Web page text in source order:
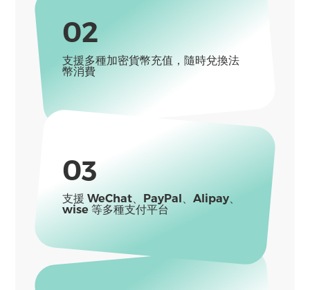
02
支援多種加密貨幣充值，隨時兌換法
幣消費
03
支援 WeChat、PayPal、Alipay、
wise 等多種支付平台